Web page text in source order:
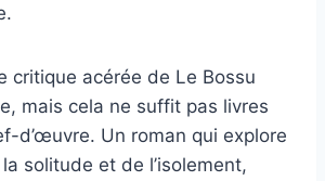
critique acérée de Le Bossu
mais cela ne suffit pas livres
d’œuvre. Un roman qui explore
solitude et de l’isolement,